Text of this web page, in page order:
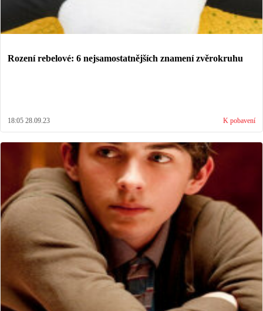
Rození rebelové: 6 nejsamostatnějších znamení zvěrokruhu
18:05 28.09.23 K pobavení